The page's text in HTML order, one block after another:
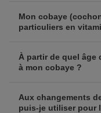
Mon cobaye
particuliers en
À partir de quel âge
à mon cobaye ?
Aux changements
puis-je utiliser pour